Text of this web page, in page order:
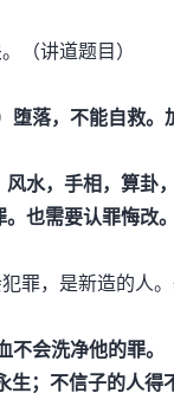
（讲道题目）
堕落，不能自救。
水，手相，算卦
也需要认罪悔改。
罪，是新造的人
不会洗净他的罪。
生；不信子的人